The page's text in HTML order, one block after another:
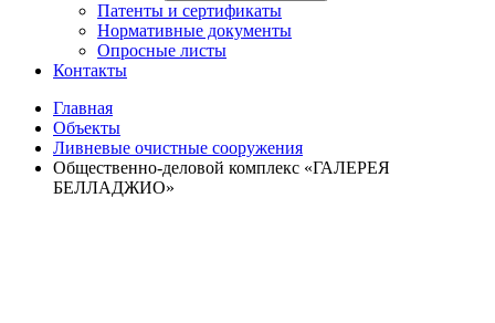
Патенты и сертификаты
Нормативные документы
Опросные листы
Контакты
Главная
Объекты
Ливневые очистные сооружения
Общественно-деловой комплекс «ГАЛЕРЕЯ
БЕЛЛАДЖИО»